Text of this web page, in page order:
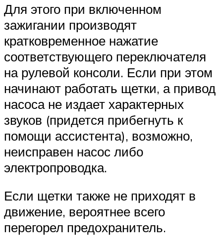
Для этого при включенном
зажигании производят
кратковременное нажатие
соответствующего переключателя
на рулевой консоли. Если при этом
начинают работать щетки, а привод
насоса не издает характерных
звуков (придется прибегнуть к
помощи ассистента), возможно,
неисправен насос либо
электропроводка.
Если щетки также не приходят в
движение, вероятнее всего
перегорел предохранитель.